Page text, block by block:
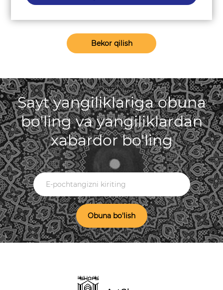
Bekor qilish
Sayt yangiliklariga obuna
bo'ling va yangiliklardan
xabardor bo'ling
Obuna bo'lish